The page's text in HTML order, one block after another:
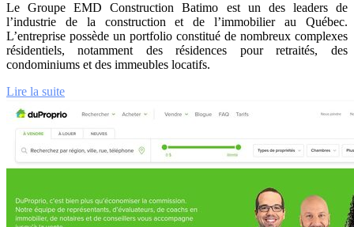
Le Groupe EMD Construction Batimo est un des leaders de
l’industrie de la construction et de l’immobilier au Québec.
L’entreprise possède un portfolio constitué de nombreux complexes
résidentiels, notamment des résidences pour retraités, des
condominiums et des immeubles locatifs.
Lire la suite